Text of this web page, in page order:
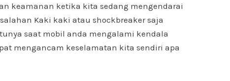
keamanan ketika kita sedang mengendarai
Kaki kaki atau shockbreaker saja
saat mobil anda mengalami kendala
mengancam keselamatan kita sendiri apa